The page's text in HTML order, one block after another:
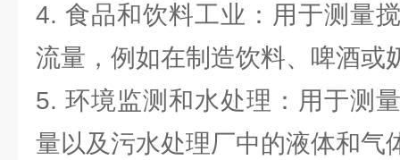
4. 食品和饮料工业：用于测量
流量，例如在制造饮料、啤酒或
5. 环境监测和水处理：用于测
量以及污水处理厂中的液体和气